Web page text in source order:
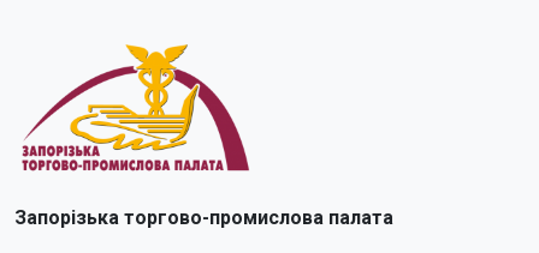
Запорізька торгово-промислова палата